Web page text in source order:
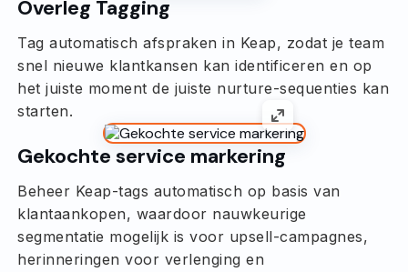
Overleg Tagging
Tag automatisch afspraken in Keap, zodat je team
snel nieuwe klantkansen kan identificeren en op
het juiste moment de juiste nurture-sequenties kan
starten.
Gekochte service markering
Beheer Keap-tags automatisch op basis van
klantaankopen, waardoor nauwkeurige
segmentatie mogelijk is voor upsell-campagnes,
herinneringen voor verlenging en